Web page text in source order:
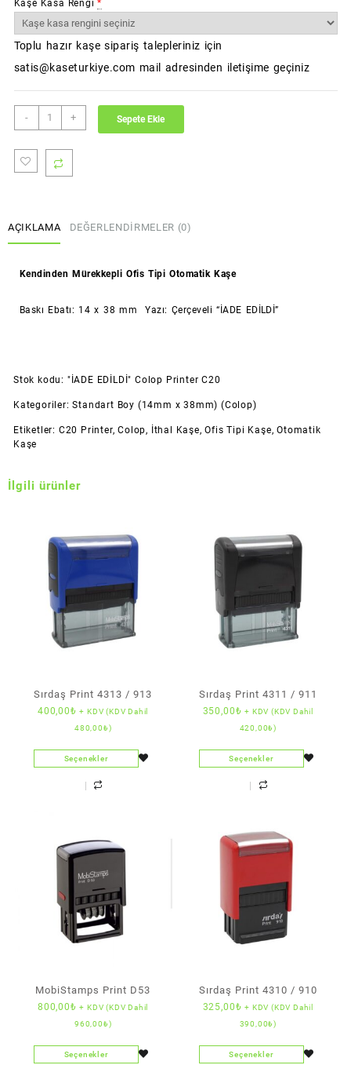
Kaşe Kasa Rengi *
Toplu hazır kaşe sipariş talepleriniz için
satis@kaseturkiye.com mail adresinden iletişime geçiniz
-
İADE
EDİLDİ
(Standart
Boy)
+ Sepete Ekle
AÇIKLAMA DEĞERLENDIRMELER (0)
Kendinden Mürekkepli Ofis Tipi Otomatik Kaşe
Baskı Ebatı: 14 x 38 mm Yazı: Çerçeveli “İADE EDİLDİ”
Stok kodu: "İADE EDİLDİ" Colop Printer C20
Kategoriler:Standart Boy (14mm x 38mm) (Colop)
Etiketler: C20 Printer,Colop, İthal Kaşe,Ofis Tipi Kaşe,Otomatik
Kaşe
İlgili ürünler
Sırdaş Print 4313 / 913
400,00₺ + KDV (KDV Dahil
480,00₺)
Seçenekler
Sırdaş Print 4311 / 911
350,00₺ + KDV (KDV Dahil
420,00₺)
Seçenekler
MobiStamps Print D53
800,00₺ + KDV (KDV Dahil
960,00₺)
Seçenekler
Sırdaş Print 4310 / 910
325,00₺ + KDV (KDV Dahil
390,00₺)
Seçenekler